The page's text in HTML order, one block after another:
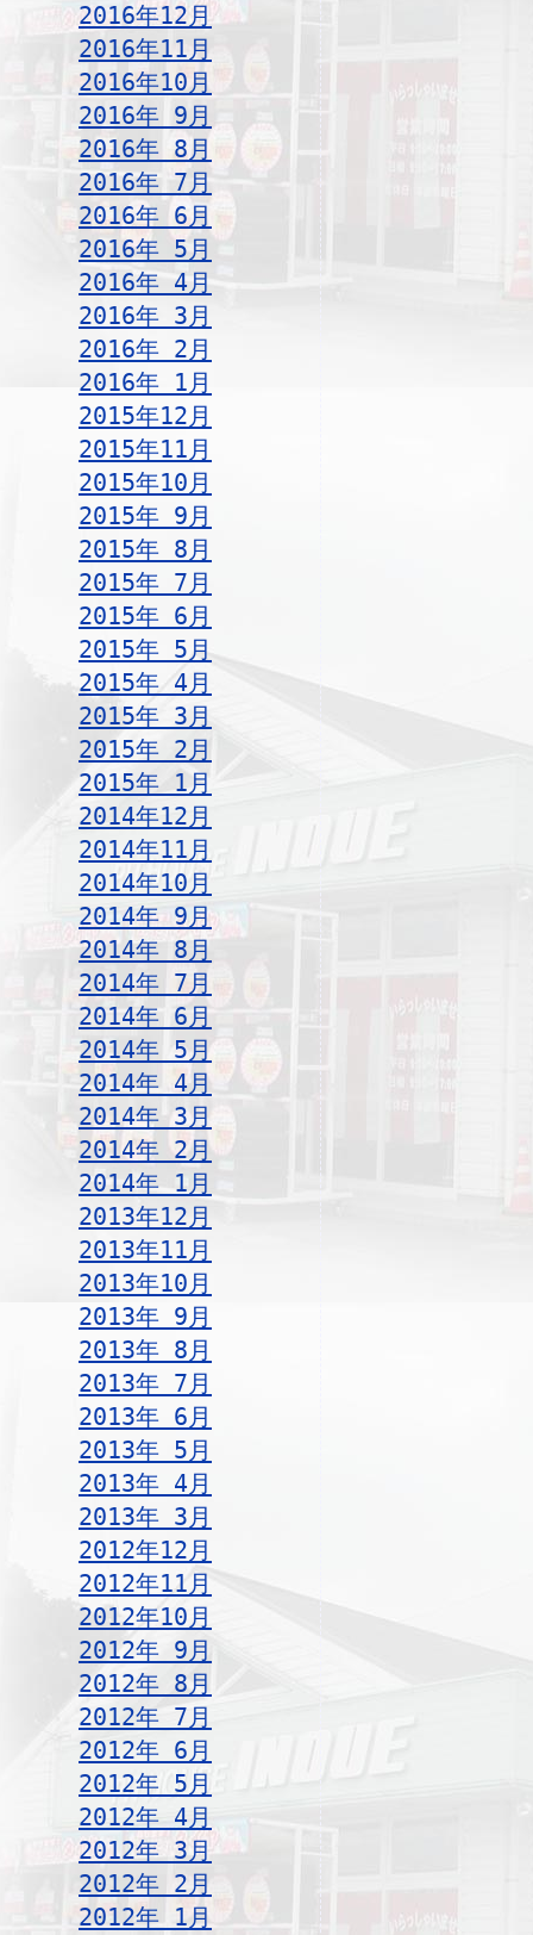
2016年12月
2016年11月
2016年10月
2016年 9月
2016年 8月
2016年 7月
2016年 6月
2016年 5月
2016年 4月
2016年 3月
2016年 2月
2016年 1月
2015年12月
2015年11月
2015年10月
2015年 9月
2015年 8月
2015年 7月
2015年 6月
2015年 5月
2015年 4月
2015年 3月
2015年 2月
2015年 1月
2014年12月
2014年11月
2014年10月
2014年 9月
2014年 8月
2014年 7月
2014年 6月
2014年 5月
2014年 4月
2014年 3月
2014年 2月
2014年 1月
2013年12月
2013年11月
2013年10月
2013年 9月
2013年 8月
2013年 7月
2013年 6月
2013年 5月
2013年 4月
2013年 3月
2012年12月
2012年11月
2012年10月
2012年 9月
2012年 8月
2012年 7月
2012年 6月
2012年 5月
2012年 4月
2012年 3月
2012年 2月
2012年 1月